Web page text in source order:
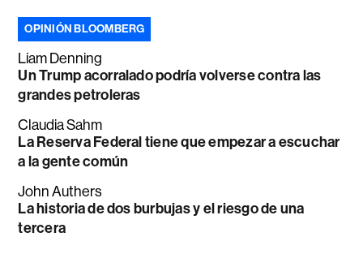
OPINIÓN BLOOMBERG
Liam Denning
Un Trump acorralado podría volverse contra las
grandes petroleras
Claudia Sahm
La Reserva Federal tiene que empezar a escuchar
a la gente común
John Authers
La historia de dos burbujas y el riesgo de una
tercera